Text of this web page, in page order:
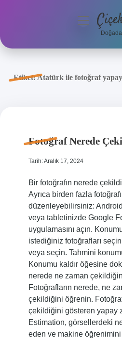
Anasayfa
menüyü
Etiket:Atatürk ile fotoğraf
Fotoğraf Nerede
Tarih: Aralık 17, 2024
Bir fotoğrafın nerede
Ayrıca birden fazla
düzenleyebilirsiniz:
veya tabletinizde Google
uygulamasını açın.
istediğiniz fotoğrafları
veya seçin. Tahmini
Konumu kaldır öğesine
nerede ne zaman
Fotoğrafların nerede, ne
çekildiğini öğrenin.
çekildiğini gösteren yapay
Estimation, görsellerdeki
eden ve makine